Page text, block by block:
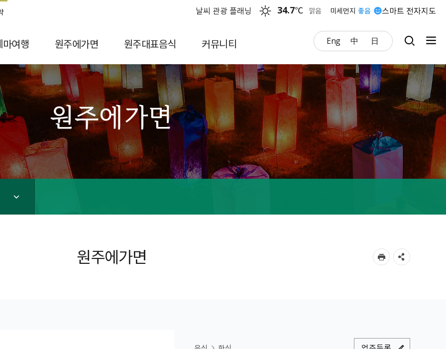
스마트 전자지도
날씨 관광 플래닝 34.7℃ 맑음 미세먼지 좋음
Eng 中 日
마여행 원주에가면 원주대표음식 커뮤니티
원주에가면
원주에가면